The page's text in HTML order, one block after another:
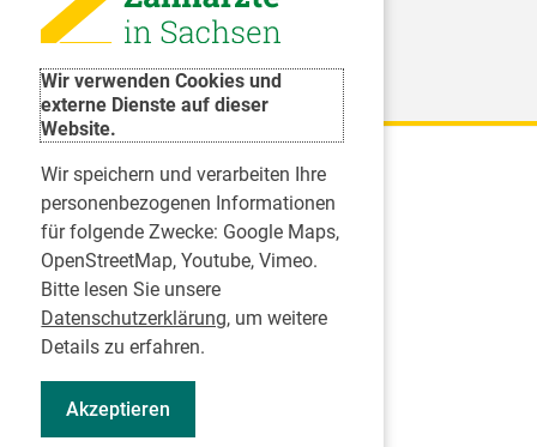
Wir verwenden Cookies und
externe Dienste auf dieser
Website.
Wir speichern und verarbeiten Ihre
personenbezogenen Informationen
für folgende Zwecke: Google Maps,
OpenStreetMap, Youtube, Vimeo.
Bitte lesen Sie unsere
Datenschutzerklärung, um weitere
Details zu erfahren.
Akzeptieren
Karriere
Inserate
Praktikum in einer Zahnarztpraxis
Jobs im Zahnärztehaus
Presse
Pressemitteilungen